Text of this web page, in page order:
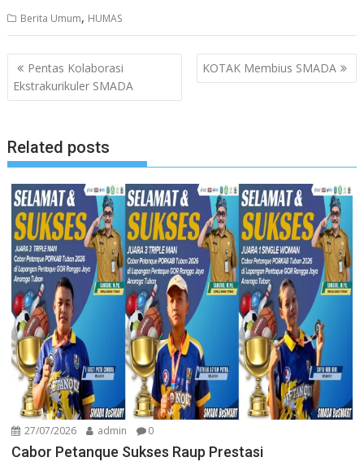
Berita Umum, HUMAS
Navigasi
pos
Pentas Kolaborasi
Ekstrakurikuler SMADA
KOTAK Membius SMADA
Related posts
27/07/2026 admin 0
Cabor Petanque Sukses Raup Prestasi